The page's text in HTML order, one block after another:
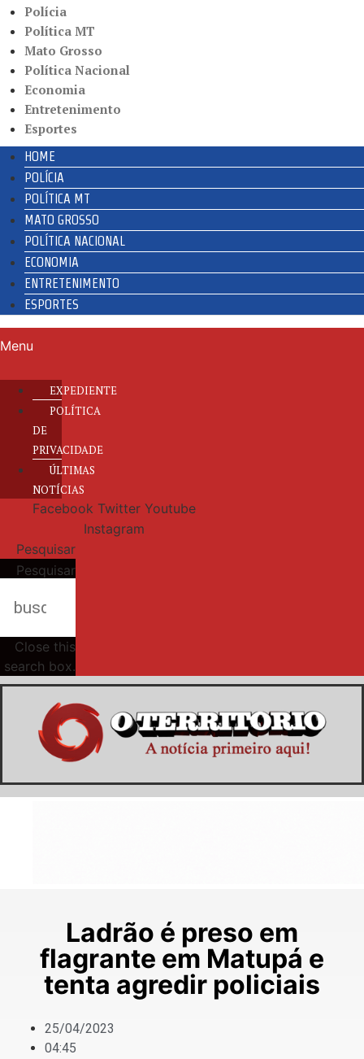
Polícia
Política MT
Mato Grosso
Política Nacional
Economia
Entretenimento
Esportes
HOME
POLÍCIA
POLÍTICA MT
MATO GROSSO
POLÍTICA NACIONAL
ECONOMIA
ENTRETENIMENTO
ESPORTES
Menu
EXPEDIENTE
POLÍTICA
DE
PRIVACIDADE
ÚLTIMAS
NOTÍCIAS
Facebook Twitter Youtube
Instagram
Pesquisar
Pesquisar
Close this
search box.
Ladrão é preso em
flagrante em Matupá e
tenta agredir policiais
25/04/2023
04:45